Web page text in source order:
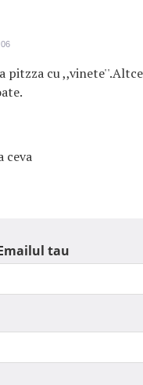
pitzza cu
ceva
tau